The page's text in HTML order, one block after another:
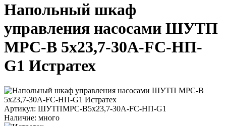
Напольный шкаф
управления насосами ШУТП
MPC-B 5x23,7-30A-FC-HП-
G1 Истратех
Артикул: ШУТПMPC-B5x23,7-30A-FC-HП-G1
Наличие: много